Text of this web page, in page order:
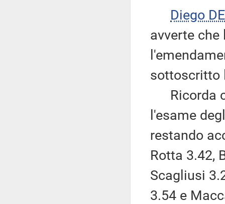
Diego
avverte
sottoscritto
Ricorda
l'esame
restando
Rotta 3.42,
Scagliusi
3.54 e